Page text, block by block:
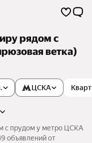
рядом с
ветка)
ЦСКА
с прудом у метро ЦСКА
объявлений от